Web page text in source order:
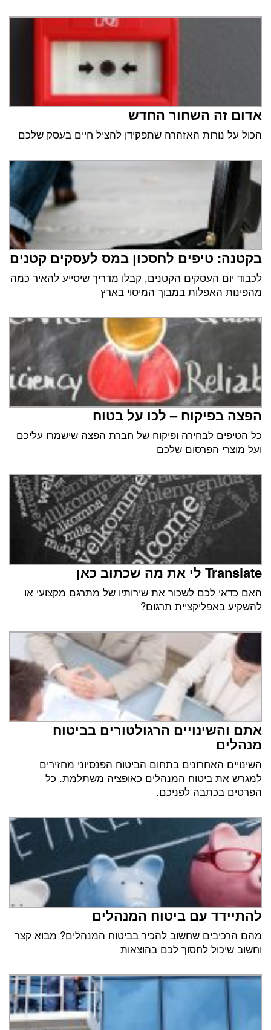
אדום זה השחור החדש
הכול על נורות האזהרה שתפקידן להציל חיים בעסק שלכם
בקטנה: טיפים לחסכון במס לעסקים קטנים
לכבוד יום העסקים הקטנים, קבלו מדריך שיסייע להאיר כמה
מהפינות האפלות במבוך המיסוי בארץ
הפצה בפיקוח – לכו על בטוח
כל הטיפים לבחירה ופיקוח של חברת הפצה שישמרו עליכם
ועל מוצרי הפרסום שלכם
Translate לי את מה שכתוב כאן
האם כדאי לכם לשכור את שירותיו של מתרגם מקצועי או
להשקיע באפליקציית תרגום?
אתם והשינויים הרגולטורים בביטוח
מנהלים
השינויים האחרונים בתחום הביטוח הפנסיוני מחזירים
למגרש את ביטוח המנהלים כאופציה משתלמת. כל
הפרטים בכתבה לפניכם.
להתיידד עם ביטוח המנהלים
מהם הרכיבים שחשוב להכיר בביטוח המנהלים? מבוא קצר
וחשוב שיכול לחסוך לכם בהוצאות